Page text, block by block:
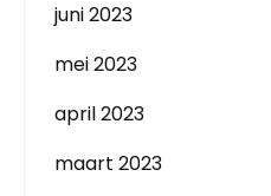
juni 2023
mei 2023
april 2023
maart 2023